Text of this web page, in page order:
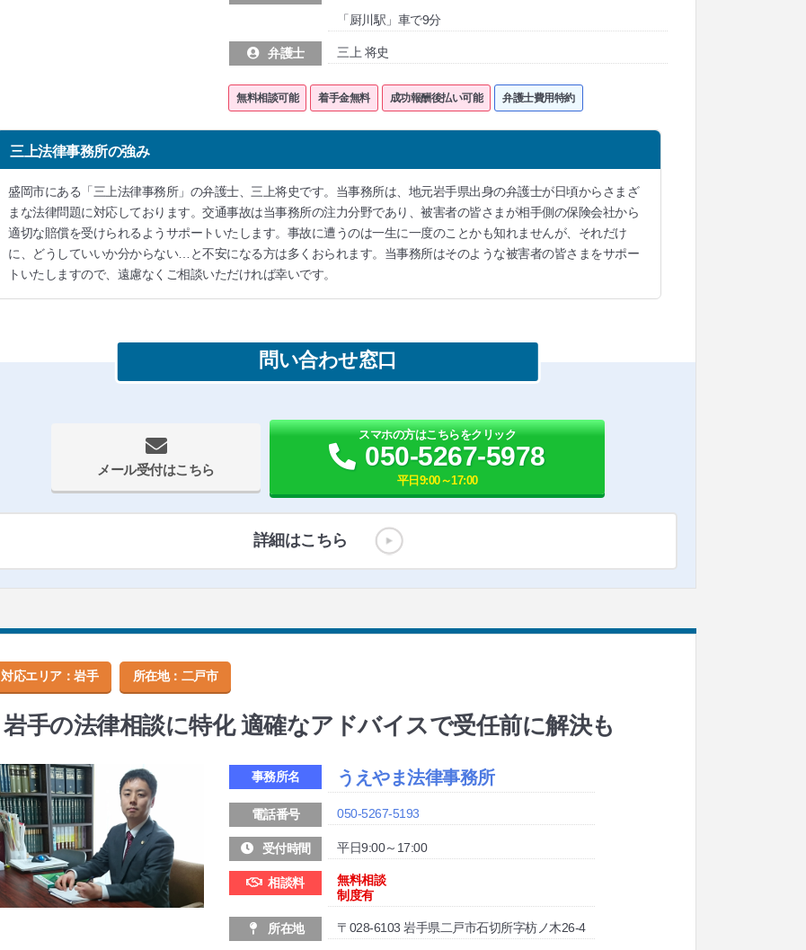
「厨川駅」車で9分
弁護士 三上 将史
無料相談可能 着手金無料 成功報酬後払い可能 弁護士費用特約
三上法律事務所の強み
盛岡市にある「三上法律事務所」の弁護士、三上将史です。当事務所は、地元岩手県出身の弁護士が日頃からさまざ
まな法律問題に対応しております。交通事故は当事務所の注力分野であり、被害者の皆さまが相手側の保険会社から
適切な賠償を受けられるようサポートいたします。事故に遭うのは一生に一度のことかも知れませんが、それだけ
に、どうしていいか分からない…と不安になる方は多くおられます。当事務所はそのような被害者の皆さまをサポー
トいたしますので、遠慮なくご相談いただければ幸いです。
問い合わせ窓口
メール受付はこちら
スマホの方はこちらをクリック
050-5267-5978
平日9:00～17:00
詳細はこちら
対応エリア：岩手 所在地： 二戸市
岩手の法律相談に特化 適確なアドバイスで受任前に解決も
事務所名 うえやま法律事務所
電話番号 050-5267-5193
受付時間 平日9:00～17:00
相談料
無料相談
制度有
所在地 〒028-6103 岩手県二戸市石切所字枋ノ木26-4